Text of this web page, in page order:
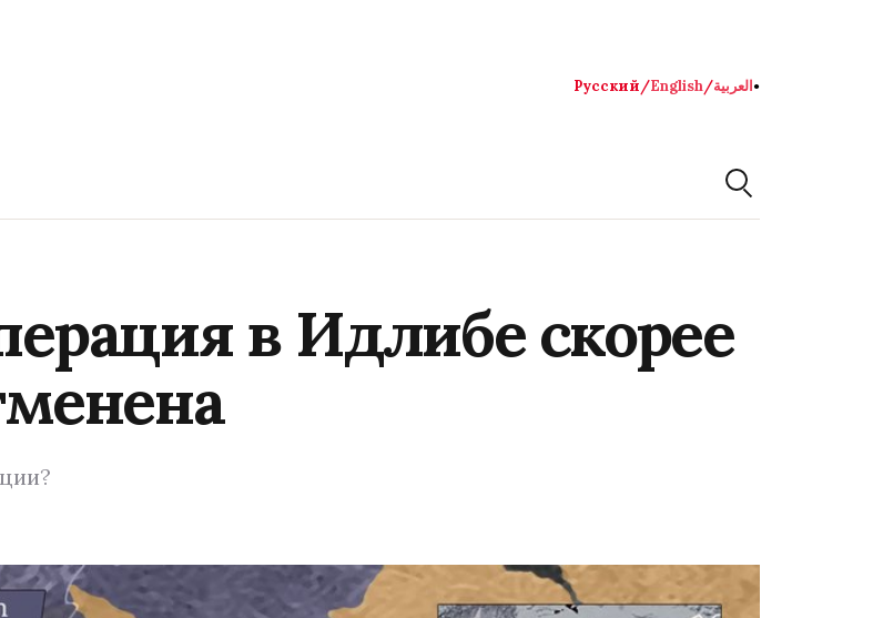
Русский/English/العربية●
в Идлибе скорее